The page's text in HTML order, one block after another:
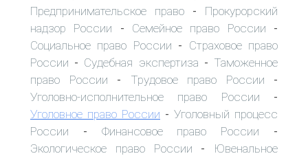
Предпринимательское право - Прокурорский
надзор России - Семейное право России -
Социальное право России - Страховое право
России - Судебная экспертиза - Таможенное
право России - Трудовое право России -
Уголовно-исполнительное право России -
Уголовное право России - Уголовный процесс
России - Финансовое право России -
Экологическое право России -
Ювенальное